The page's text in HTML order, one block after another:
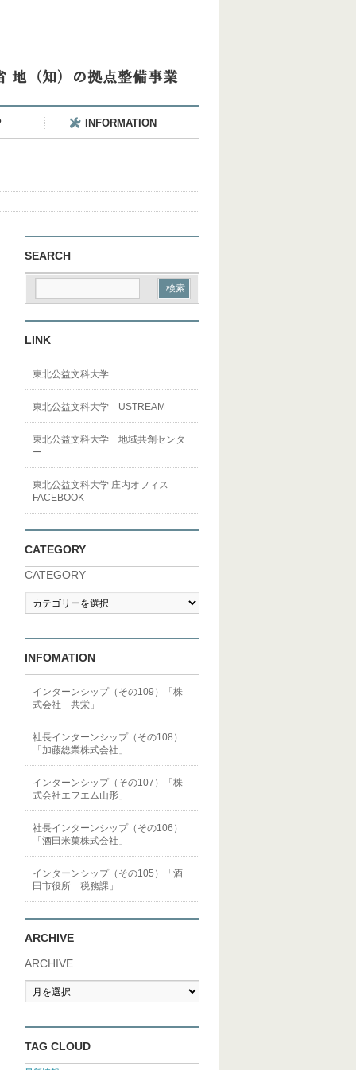
INFORMATION
SEARCH
LINK
東北公益文科大学
東北公益文科大学 USTREAM
東北公益文科大学 地域共創センタ
ー
東北公益文科大学 庄内オフィス
FACEBOOK
CATEGORY
CATEGORY
INFOMATION
インターンシップ（その109）「株
式会社 共栄」
社長インターンシップ（その108）
「加藤総業株式会社」
インターンシップ（その107）「株
式会社エフエム山形」
社長インターンシップ（その106）
「酒田米菓株式会社」
インターンシップ（その105）「酒
田市役所 税務課」
ARCHIVE
ARCHIVE
TAG CLOUD